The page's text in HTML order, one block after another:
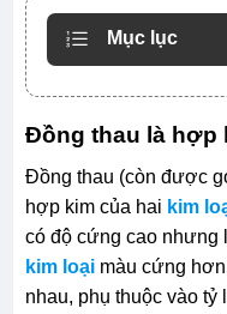
Mục lục
Đồng thau là hợp
Đồng thau (còn được
hợp kim của hai kim
có độ cứng cao nhưng
kim loạimàu cứng
nhau, phụ thuộc vào